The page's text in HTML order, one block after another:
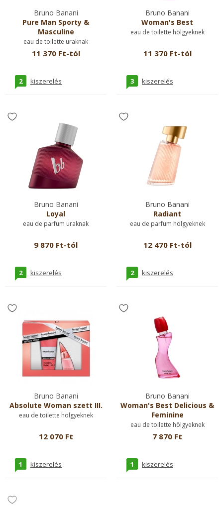
Bruno Banani
Pure Man Sporty &
Masculine
eau de toilette uraknak
11 370 Ft-tól
2 kiszerelés
Bruno Banani
Woman's Best
eau de toilette hölgyeknek
11 370 Ft-tól
3 kiszerelés
Bruno Banani
Loyal
eau de parfum uraknak
9 870 Ft-tól
2 kiszerelés
Bruno Banani
Radiant
eau de parfum hölgyeknek
12 470 Ft-tól
2 kiszerelés
Bruno Banani
Absolute Woman szett III.
eau de toilette hölgyeknek
12 070 Ft
1 kiszerelés
Bruno Banani
Woman's Best Delicious &
Feminine
eau de toilette hölgyeknek
7 870 Ft
1 kiszerelés